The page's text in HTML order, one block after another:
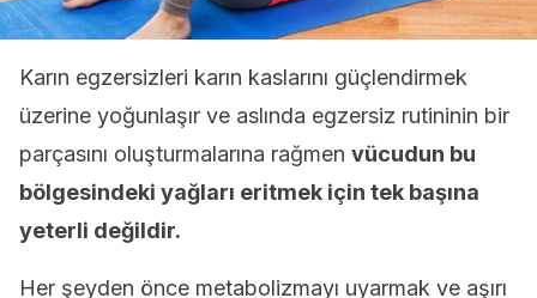
Karın egzersizleri karın kaslarını güçlendirmek
üzerine yoğunlaşır ve aslında egzersiz rutininin bir
parçasını oluşturmalarına rağmen vücudun bu
bölgesindeki yağları eritmek için tek başına
yeterli değildir.
Her şeyden önce metabolizmayı uyarmak ve aşırı